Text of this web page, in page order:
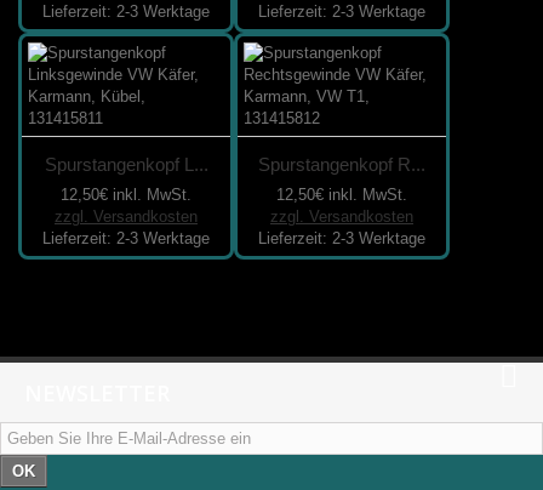
Lieferzeit: 2-3 Werktage
Lieferzeit: 2-3 Werktage
Spurstangenkopf L...
12,50€ inkl. MwSt.
zzgl. Versandkosten
Lieferzeit: 2-3 Werktage
Spurstangenkopf R...
12,50€ inkl. MwSt.
zzgl. Versandkosten
Lieferzeit: 2-3 Werktage
OK